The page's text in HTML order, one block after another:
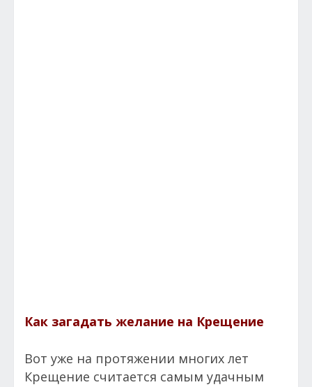
Как загадать желание на Крещение
Вот уже на протяжении многих лет
Крещение считается самым удачным